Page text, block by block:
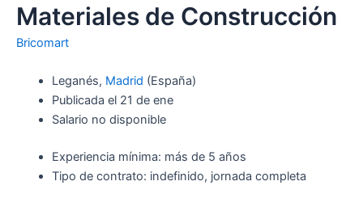
Materiales de Construcción
Bricomart
Leganés, Madrid (España)
Publicada el 21 de ene
Salario no disponible
Experiencia mínima: más de 5 años
Tipo de contrato: indefinido, jornada completa